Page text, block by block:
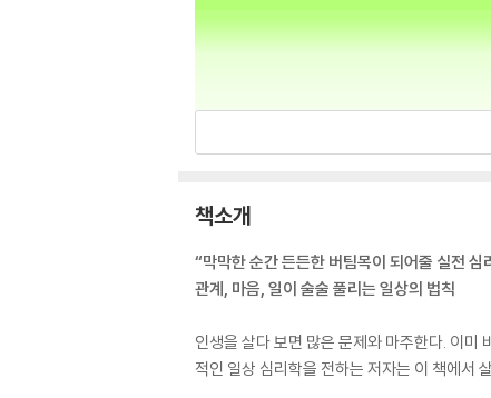
책소개
“막막한 순간 든든한 버팀목이 되어줄 실전 심
관계, 마음, 일이 술술 풀리는 일상의 법칙
인생을 살다 보면 많은 문제와 마주한다. 이미
적인 일상 심리학을 전하는 저자는 이 책에서